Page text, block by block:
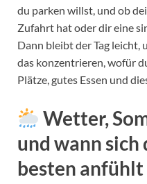
du parken willst, und ob
Zufahrt hat oder dir eine
Dann bleibt der Tag leicht,
das konzentrieren, wofür
Plätze, gutes Essen und
Wetter,
und wann sich
besten anfühlt